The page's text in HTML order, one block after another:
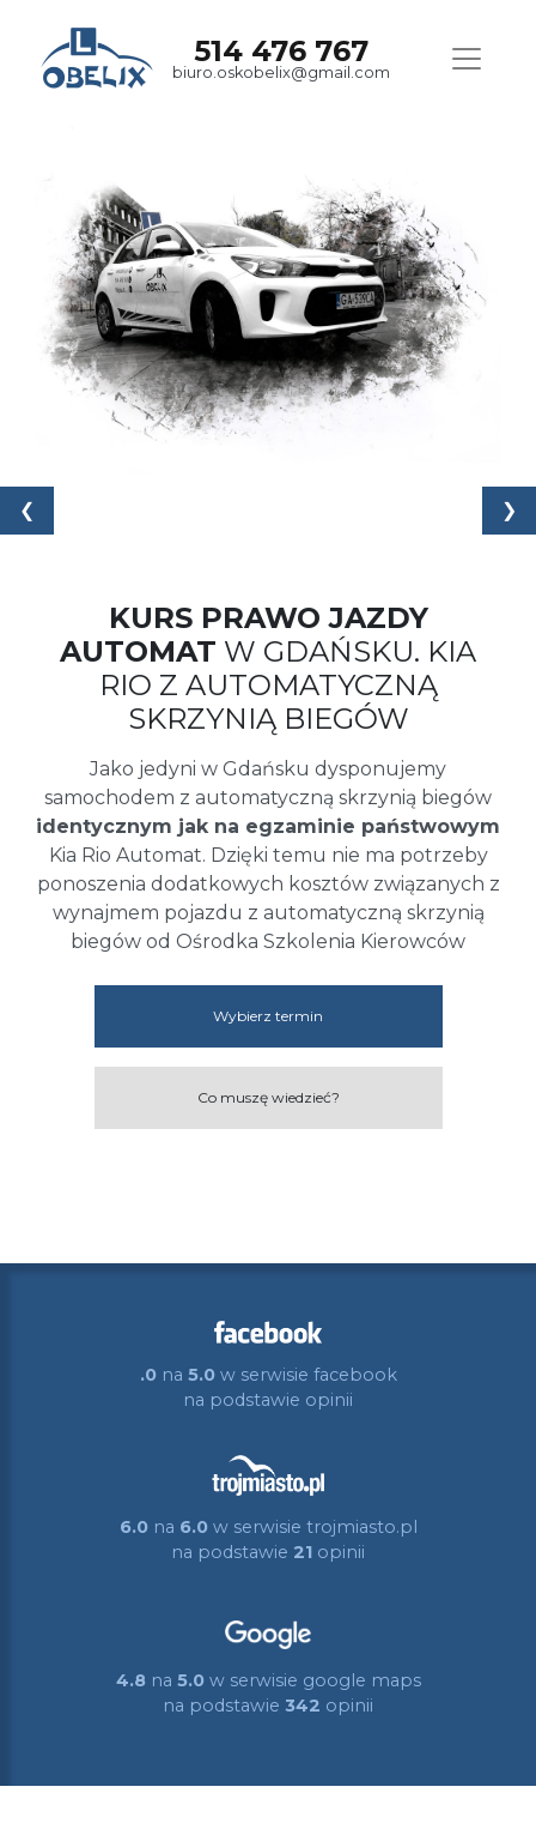
514 476 767
biuro.oskobelix@gmail.com
KURS PRAWO JAZDY
AUTOMAT W GDAŃSKU. KIA
RIO Z AUTOMATYCZNĄ
SKRZYNIĄ BIEGÓW
Jako jedyni w Gdańsku dysponujemy
samochodem z automatyczną skrzynią biegów
identycznym jak na egzaminie państwowym
Kia Rio Automat. Dzięki temu nie ma potrzeby
ponoszenia dodatkowych kosztów związanych z
wynajmem pojazdu z automatyczną skrzynią
biegów od Ośrodka Szkolenia Kierowców
Wybierz termin
Co muszę wiedzieć?
❮ ❯
.0na 5.0w serwisie facebook
na podstawie opinii
6.0na 6.0w serwisie trojmiasto.pl
na podstawie 21 opinii
4.8 na 5.0w serwisie google maps
na podstawie 342 opinii